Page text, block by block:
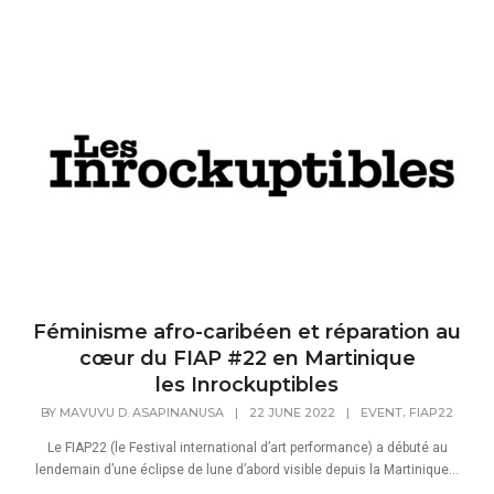
Féminisme afro-caribéen et réparation au
cœur du FIAP #22 en Martinique
les Inrockuptibles
BY MAVUVU D. ASAPINANUSA | 22 JUNE 2022 | EVENT, FIAP22
Le FIAP22 (le Festival international d’art performance) a débuté au
lendemain d’une éclipse de lune d’abord visible depuis la Martinique…